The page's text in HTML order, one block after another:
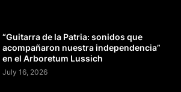
“Guitarra de la Patria: sonidos que
acompañaron nuestra independencia”
en el Arboretum Lussich
July 16, 2026